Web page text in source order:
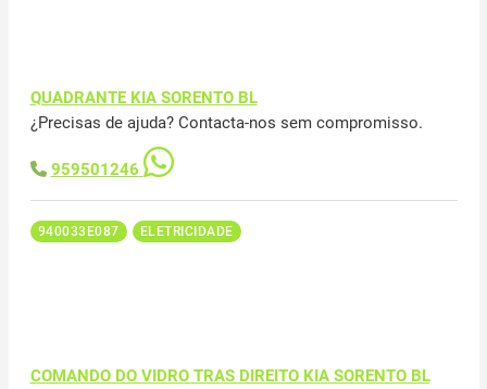
QUADRANTE KIA SORENTO BL
¿Precisas de ajuda? Contacta-nos sem compromisso.
959501246
940033E087 ELETRICIDADE
COMANDO DO VIDRO TRAS DIREITO KIA SORENTO BL